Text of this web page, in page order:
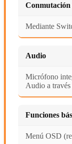
Conmutación
Mediante
Audio
Micrófono
Audio a
Funciones
Menú OSD